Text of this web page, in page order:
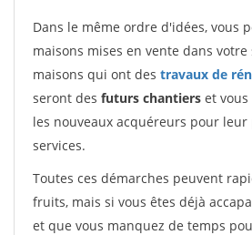
Dans le même ordre d'idées, vous
maisons mises en vente dans votre
maisons qui ont des travaux de
seront des futurs chantiers et
les nouveaux acquéreurs pour leur
services.
Toutes ces démarches peuvent
fruits, mais si vous êtes déjà
et que vous manquez de temps